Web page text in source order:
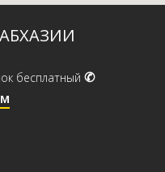
бесплатный ✆